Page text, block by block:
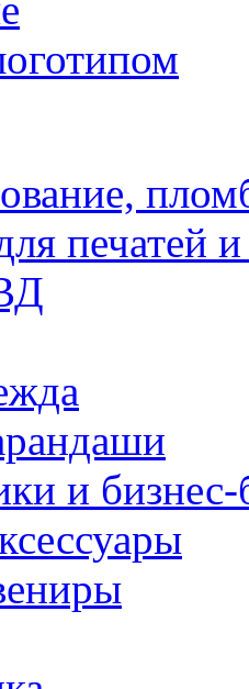
печатей
и